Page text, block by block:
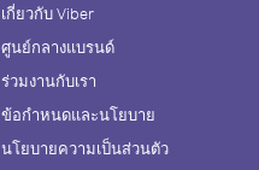
เกี่ยวกับ Viber
ศูนย์กลางแบรนด์
ร่วมงานกับเรา
ข้อกำหนดและนโยบาย
นโยบายความเป็นส่วนตัว